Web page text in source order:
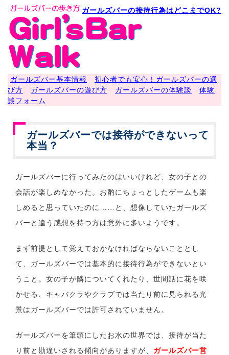
ガールズバーの接待行為はどこまでOK?
ガールズバー基本情報
初心者でも安心！ガールズバーの選
び方
ガールズバーの遊び方 ガールズバーの体験談
体験
談フォーム
ガールズバーでは接待ができないって
本当？
ガールズバーに行ってみたのはいいけれど、女の子との
会話が楽しめなかった。お酌にちょっとしたゲームも楽
しめると思っていたのに……と、想像していたガールズ
バーと違う感想を持つ方は意外に多いようです。
まず前提として覚えておかなければならないこととし
て、ガールズバーでは基本的に接待行為ができないとい
うこと。女の子が隣についてくれたり、世間話に花を咲
かせる、キャバクラやクラブでは当たり前に見られる光
景はガールズバーでは許可されていません。
ガールズバーを筆頭にしたお水の世界では、接待が当た
り前と勘違いされる傾向がありますが、 ガールズバー営